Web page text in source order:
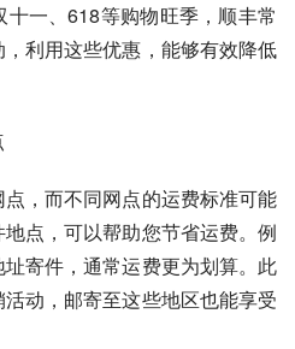
一、618等购物旺季，顺丰常
利用这些优惠，能够有效降低
，而不同网点的运费标准可能
点，可以帮助您节省运费。例
寄件，通常运费更为划算。此
动，邮寄至这些地区也能享受